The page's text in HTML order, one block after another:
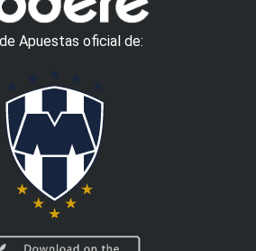
Apuestas oficial de: